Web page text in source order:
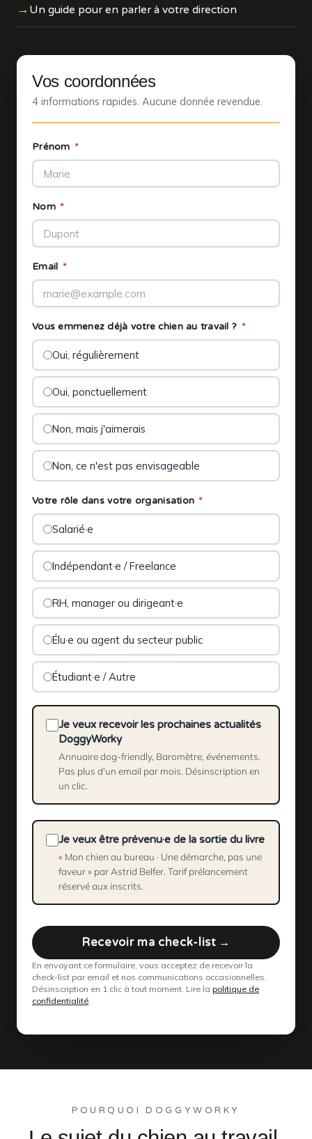
Un guide pour en parler à votre direction
Vos coordonnées
4 informations rapides. Aucune donnée revendue.
Prénom *
Nom *
Email *
Vous emmenez déjà votre chien au travail ? *
Oui, régulièrement
Oui, ponctuellement
Non, mais j'aimerais
Non, ce n'est pas envisageable
Votre rôle dans votre organisation *
Salarié·e
Indépendant·e / Freelance
RH, manager ou dirigeant·e
Élu·e ou agent du secteur public
Étudiant·e / Autre
Je veux recevoir les prochaines actualités
DoggyWorky
Annuaire dog-friendly, Baromètre, événements.
Pas plus d'un email par mois. Désinscription en
un clic.
Je veux être prévenu·e de la sortie du livre
« Mon chien au bureau · Une démarche, pas une
faveur » par Astrid Belfer. Tarif prélancement
réservé aux inscrits.
Recevoir ma check-list →
En envoyant ce formulaire, vous acceptez de recevoir la
check-list par email et nos communications occasionnelles.
Désinscription en 1 clic à tout moment. Lire la politique de
confidentialité.
POURQUOI DOGGYWORKY